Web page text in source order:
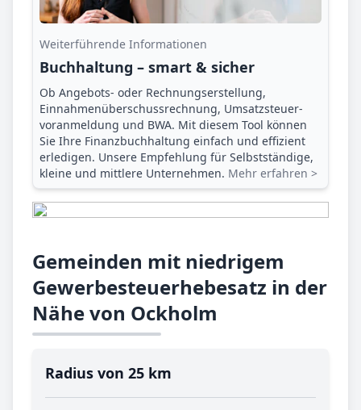
Weiterführende Informationen
Buchhaltung – smart & sicher
Ob Angebots- oder Rechnungserstellung,
Einnahmenüberschuss­rechnung, Umsatzsteuer­
voranmeldung und BWA. Mit diesem Tool können
Sie Ihre Finanz­buchhaltung einfach und effizient
erledigen. Unsere Empfehlung für Selbstständige,
kleine und mittlere Unternehmen. Mehr erfahren >
Gemeinden mit niedrigem
Gewerbesteuerhebesatz in der
Nähe von Ockholm
Radius von 25 km